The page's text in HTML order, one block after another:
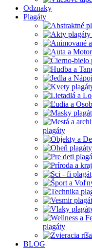
Odznaky
Plagáty
plagáty
plagáty
BLOG